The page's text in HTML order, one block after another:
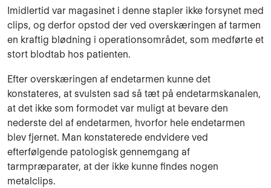
Imidlertid var magasinet i denne stapler ikke forsynet med
clips, og derfor opstod der ved overskæringen af tarmen
en kraftig blødning i operationsområdet, som medførte et
stort blodtab hos patienten.
Efter overskæringen af endetarmen kunne det
konstateres, at svulsten sad så tæt på ende­tarmskanalen,
at det ikke som formodet var muligt at bevare den
nederste del af endetar­men, hvorfor hele endetarmen
blev fjernet. Man konstaterede endvi­dere ved
efterfølgende patolo­gisk gennemgang af
tarmpræparater, at der ikke kunne findes nogen
metalclips.